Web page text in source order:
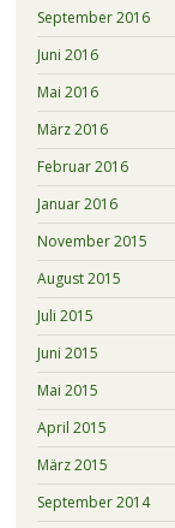
September 2016
Juni 2016
Mai 2016
März 2016
Februar 2016
Januar 2016
November 2015
August 2015
Juli 2015
Juni 2015
Mai 2015
April 2015
März 2015
September 2014